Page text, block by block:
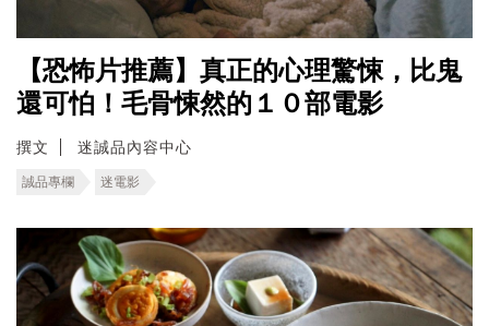
【恐怖片推薦】真正的心理驚悚，比鬼
還可怕！毛骨悚然的１０部電影
撰文 迷誠品內容中心
誠品專欄 迷電影